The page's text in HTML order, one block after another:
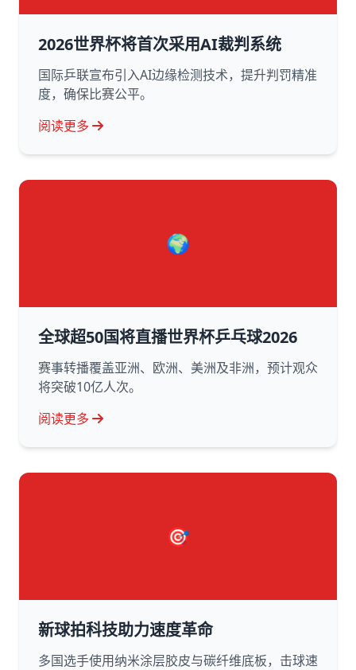
2026世界杯将首次采用AI裁判系统
国际乒联宣布引入AI边缘检测技术，提升判罚精准
度，确保比赛公平。
阅读更多
🌍
全球超50国将直播世界杯乒乓球2026
赛事转播覆盖亚洲、欧洲、美洲及非洲，预计观众
将突破10亿人次。
阅读更多
🎯
新球拍科技助力速度革命
多国选手使用纳米涂层胶皮与碳纤维底板，击球速